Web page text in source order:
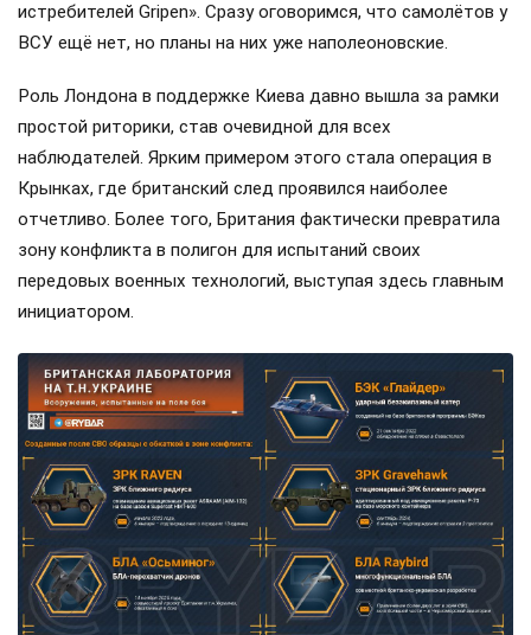
истребителей Gripen». Сразу оговоримся, что самолётов у
ВСУ ещё нет, но планы на них уже наполеоновские.
Роль Лондона в поддержке Киева давно вышла за рамки
простой риторики, став очевидной для всех
наблюдателей. Ярким примером этого стала операция в
Крынках, где британский след проявился наиболее
отчетливо. Более того, Британия фактически превратила
зону конфликта в полигон для испытаний своих
передовых военных технологий, выступая здесь главным
инициатором.